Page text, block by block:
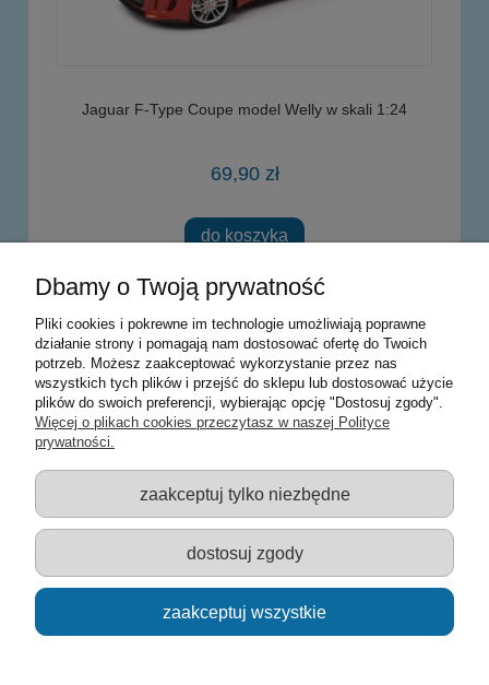
Jaguar F-Type Coupe model Welly w skali 1:24
69,90 zł
do koszyka
1 »
Warunki zakupów
Moje konto
Informacje o sklepie
Sklep z zabawkami Łódź :: Hurownia zabawek :: Zabawki
edukacyjne :: Zestawy artystyczne :: Zabawki :: samochody Welly
:: Zabawkownia :: zabawki dla dzieci :: Lalki :: Klocki :: Artykuły
szkolne ::
Dbamy o Twoją prywatność
Pliki cookies i pokrewne im technologie umożliwiają poprawne
działanie strony i pomagają nam dostosować ofertę do Twoich
potrzeb. Możesz zaakceptować wykorzystanie przez nas
wszystkich tych plików i przejść do sklepu lub dostosować użycie
plików do swoich preferencji, wybierając opcję "Dostosuj zgody".
Więcej o plikach cookies przeczytasz w naszej Polityce
prywatności.
zaakceptuj tylko niezbędne
dostosuj zgody
zaakceptuj wszystkie